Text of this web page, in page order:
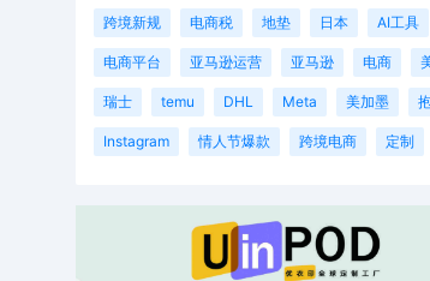
跨境新规 电商税 地垫 日本 AI工具
电商平台 亚马逊运营 亚马逊 电商
瑞士 temu DHL Meta 美加墨
Instagram 情人节爆款 跨境电商 定制